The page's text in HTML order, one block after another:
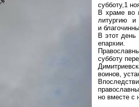
субботу,1
В храме во
литургию и
и
В этот день
епархии.
субботу
воинов,
но вместе с